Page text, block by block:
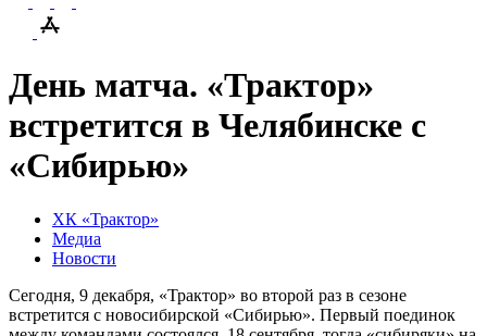
День матча. «Трактор»
встретится в Челябинске с
«Сибирью»
ХК «Трактор»
Медиа
Новости
Сегодня, 9 декабря, «Трактор» во второй раз в сезоне
встретится с новосибирской «Сибирью». Первый поединок